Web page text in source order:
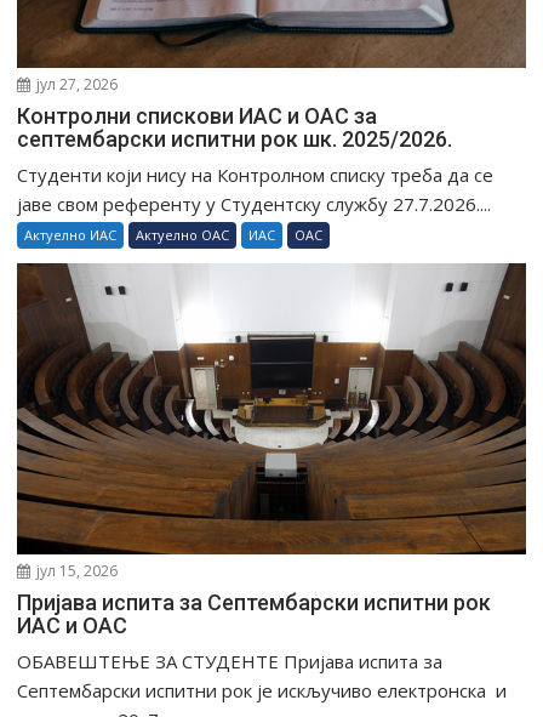
јул 27, 2026
Контролни спискови ИАС и ОАС за
септембарски испитни рок шк. 2025/2026.
Студенти који нису на Контролном списку треба да се
јаве свом референту у Студентску службу 27.7.2026....
Актуелно ИАС Актуелно ОАС ИАС ОАС
јул 15, 2026
Пријава испита за Септембарски испитни рок
ИАС и ОАС
ОБАВЕШТЕЊЕ ЗА СТУДЕНТЕ Пријава испита за
Септембарски испитни рок је искључиво електронска и